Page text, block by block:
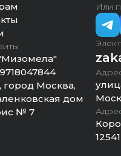
9718047844
город Москва,
дом
№ 7
Или